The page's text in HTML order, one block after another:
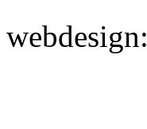
webdesign: